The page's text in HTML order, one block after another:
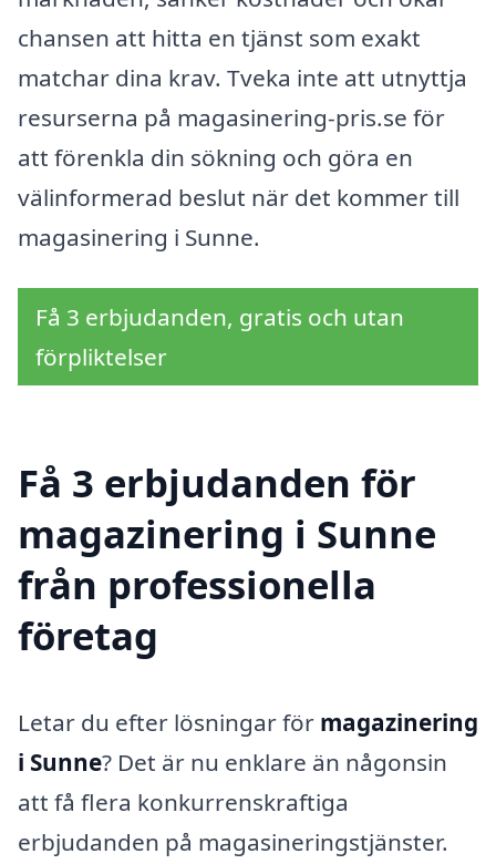
chansen att hitta en tjänst som exakt
matchar dina krav. Tveka inte att utnyttja
resurserna på magasinering-pris.se för
att förenkla din sökning och göra en
välinformerad beslut när det kommer till
magasinering i Sunne.
Få 3 erbjudanden, gratis och utan
förpliktelser
Få 3 erbjudanden för
magazinering i Sunne
från professionella
företag
Letar du efter lösningar för magazinering
i Sunne? Det är nu enklare än någonsin
att få flera konkurrenskraftiga
erbjudanden på magasineringstjänster.